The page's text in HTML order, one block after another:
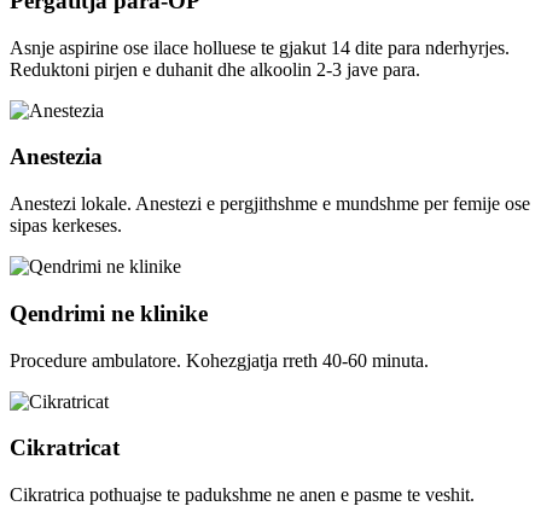
Asnje aspirine ose ilace holluese te gjakut 14 dite para nderhyrjes.
Reduktoni pirjen e duhanit dhe alkoolin 2-3 jave para.
Anestezia
Anestezi lokale. Anestezi e pergjithshme e mundshme per femije ose
sipas kerkeses.
Qendrimi ne klinike
Procedure ambulatore. Kohezgjatja rreth 40-60 minuta.
Cikratricat
Cikratrica pothuajse te padukshme ne anen e pasme te veshit.